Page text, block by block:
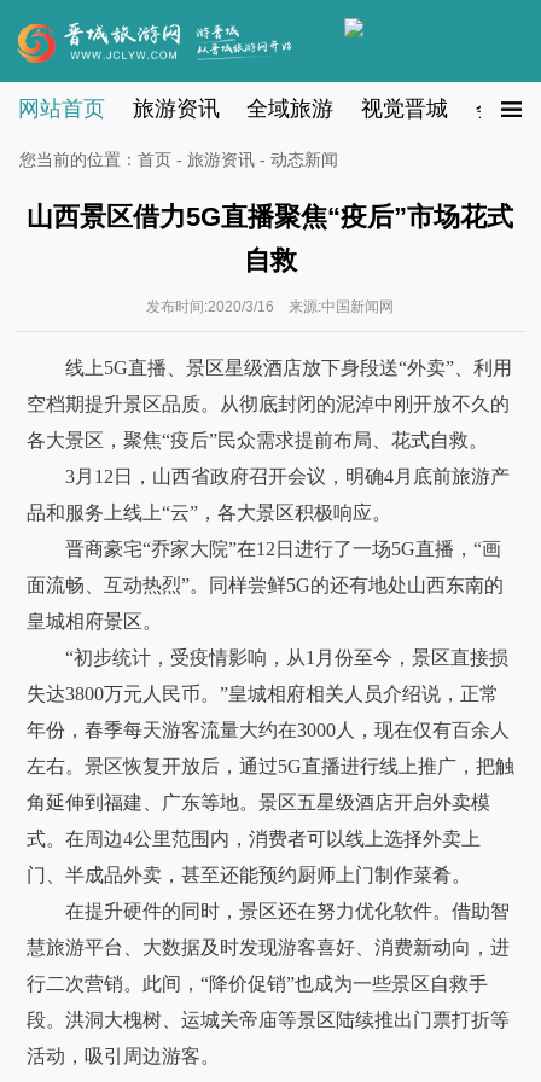
网站首页 旅游资讯 全域旅游 视觉晋城 会员
您当前的位置： 首页 - 旅游资讯 - 动态新闻
山西景区借力5G直播聚焦“疫后”市场花式
自救
发布时间:2020/3/16 来源:中国新闻网
线上5G直播、景区星级酒店放下身段送“外卖”、利用
空档期提升景区品质。从彻底封闭的泥淖中刚开放不久的
各大景区，聚焦“疫后”民众需求提前布局、花式自救。
3月12日，山西省政府召开会议，明确4月底前旅游产
品和服务上线上“云”，各大景区积极响应。
晋商豪宅“乔家大院”在12日进行了一场5G直播，“画
面流畅、互动热烈”。同样尝鲜5G的还有地处山西东南的
皇城相府景区。
“初步统计，受疫情影响，从1月份至今，景区直接损
失达3800万元人民币。”皇城相府相关人员介绍说，正常
年份，春季每天游客流量大约在3000人，现在仅有百余人
左右。景区恢复开放后，通过5G直播进行线上推广，把触
角延伸到福建、广东等地。景区五星级酒店开启外卖模
式。在周边4公里范围内，消费者可以线上选择外卖上
门、半成品外卖，甚至还能预约厨师上门制作菜肴。
在提升硬件的同时，景区还在努力优化软件。借助智
慧旅游平台、大数据及时发现游客喜好、消费新动向，进
行二次营销。此间，“降价促销”也成为一些景区自救手
段。洪洞大槐树、运城关帝庙等景区陆续推出门票打折等
活动，吸引周边游客。